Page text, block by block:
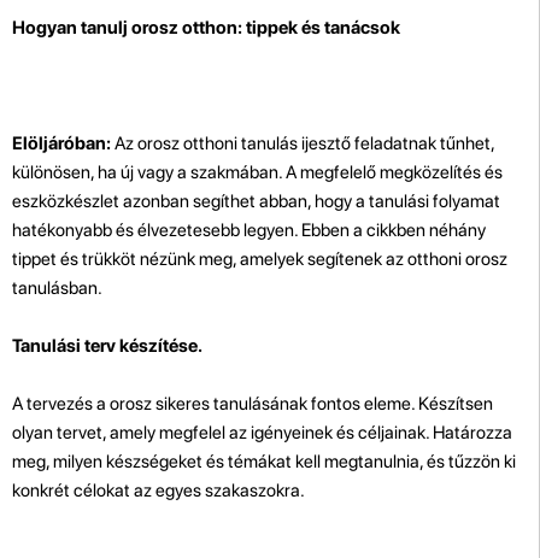
Hogyan tanulj orosz otthon: tippek és tanácsok
Elöljáróban:Az orosz otthoni tanulás ijesztő feladatnak tűnhet,
különösen, ha új vagy a szakmában. A megfelelő megközelítés és
eszközkészlet azonban segíthet abban, hogy a tanulási folyamat
hatékonyabb és élvezetesebb legyen. Ebben a cikkben néhány
tippet és trükköt nézünk meg, amelyek segítenek az otthoni orosz
tanulásban.
Tanulási terv készítése.
A tervezés a orosz sikeres tanulásának fontos eleme. Készítsen
olyan tervet, amely megfelel az igényeinek és céljainak. Határozza
meg, milyen készségeket és témákat kell megtanulnia, és tűzzön ki
konkrét célokat az egyes szakaszokra.